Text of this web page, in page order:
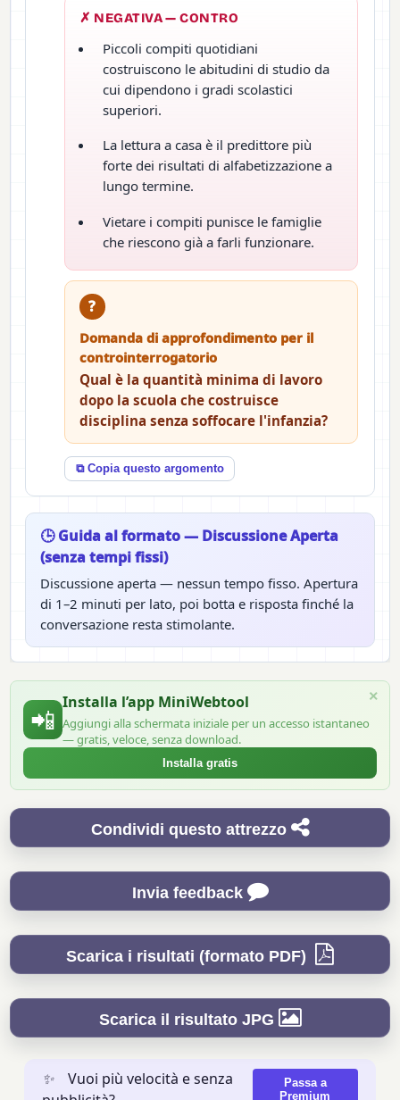
✗ NEGATIVA — CONTRO
Piccoli compiti quotidiani
costruiscono le abitudini di studio da
cui dipendono i gradi scolastici
superiori.
La lettura a casa è il predittore più
forte dei risultati di alfabetizzazione a
lungo termine.
Vietare i compiti punisce le famiglie
che riescono già a farli funzionare.
?
Domanda di approfondimento per il
controinterrogatorio
Qual è la quantità minima di lavoro
dopo la scuola che costruisce
disciplina senza soffocare l'infanzia?
⧉ Copia questo argomento
🕒 Guida al formato — Discussione Aperta
(senza tempi fissi)
Discussione aperta — nessun tempo fisso. Apertura
di 1–2 minuti per lato, poi botta e risposta finché la
conversazione resta stimolante.
📲
Installa l’app MiniWebtool
Aggiungi alla schermata iniziale per un accesso istantaneo
— gratis, veloce, senza download.
Installa gratis
×
Condividi questo attrezzo
Invia feedback
Scarica i risultati (formato PDF)
Scarica il risultato JPG
✨
Vuoi più velocità e senza
Passa a
Premium